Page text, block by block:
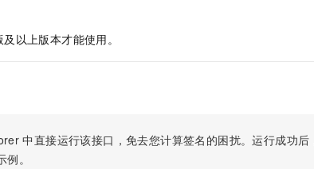
以上版本才能使用。
中直接运行该接口，免去您计算签名的困扰。运行成功
例。